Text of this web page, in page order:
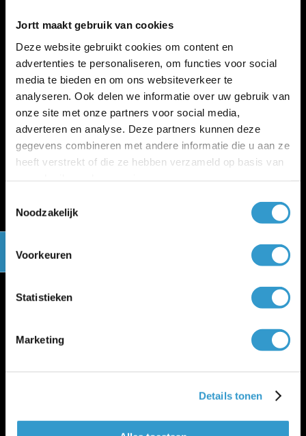
Jortt maakt gebruik van cookies
Deze website gebruikt cookies om content en
advertenties te personaliseren, om functies voor social
media te bieden en om ons websiteverkeer te
analyseren. Ook delen we informatie over uw gebruik van
onze site met onze partners voor social media,
adverteren en analyse. Deze partners kunnen deze
gegevens combineren met andere informatie die u aan ze
heeft verstrekt of die ze hebben verzameld op basis van
Noodzakelijk
Voorkeuren
Statistieken
Marketing
Details tonen
Meer jortt
Inloggen bij jortt
Changelog
Gratis cursus boekhouden
jortt is privacyvriendelijk
Algemene voorwaarden
Verwerkersovereenkomst
Beste boekhoudprogramma 2026
Beste boekhoudprogramma 2026 voor zzp
Administratiekantoor